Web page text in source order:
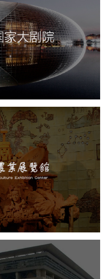
剧院
馆 展馆网站建设
览馆
博物馆展厅设计
设计
企业展厅设计
设计 产品展厅设计
情报中心